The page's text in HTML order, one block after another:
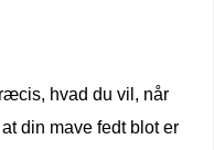
hvad du vil, når
din mave fedt blot er